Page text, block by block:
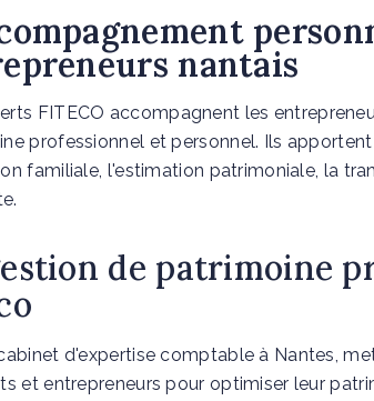
nantais
FITECO accompagnent les
professionnel et personnel. Ils
familiale, l'estimation patrimoniale, la
de patrimoine
d'expertise comptable à Nantes,
et entrepreneurs pour optimiser leur